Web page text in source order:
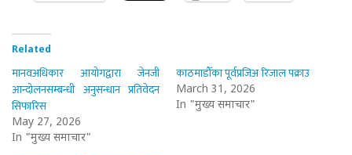
Related
मानवअधिकार आयोगद्वारा जेनजी
आन्दोलनसम्बन्धी अनुसन्धान प्रतिवेदन
सिफारिस
May 27, 2026
In "मुख्य समाचार"
काठमाडौँका पूर्वप्रजिअ रिजाल पक्राउ
March 31, 2026
In "मुख्य समाचार"